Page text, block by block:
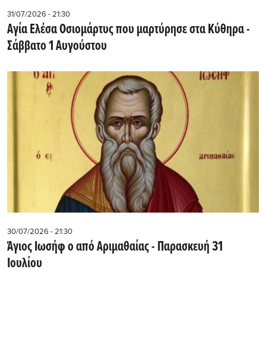
31/07/2026 - 21:30
Αγία Ελέσα Οσιομάρτυς που μαρτύρησε στα Κύθηρα -
Σάββατο 1 Αυγούστου
30/07/2026 - 21:30
Άγιος Ιωσήφ ο από Αριμαθαίας - Παρασκευή 31
Ιουλίου